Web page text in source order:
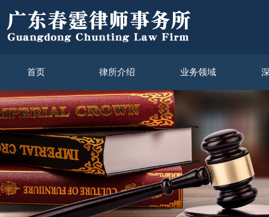
首页 律所介绍 业务领域